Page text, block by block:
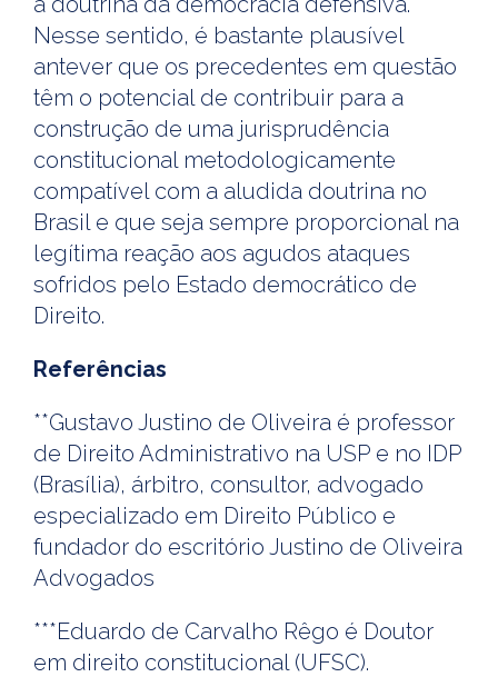
Nesse sentido, é bastante plausível
antever que os precedentes em questão
têm o potencial de contribuir para a
construção de uma jurisprudência
constitucional metodologicamente
compatível com a aludida doutrina no
Brasil e que seja sempre proporcional na
legítima reação aos agudos ataques
sofridos pelo Estado democrático de
Direito.
Referências
**Gustavo Justino de Oliveira é professor
de Direito Administrativo na USP e no IDP
(Brasília), árbitro, consultor, advogado
especializado em Direito Público e
fundador do escritório Justino de Oliveira
Advogados
***Eduardo de Carvalho Rêgo é Doutor
em direito constitucional (UFSC).